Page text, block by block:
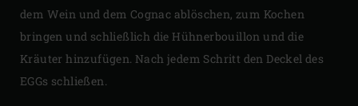
dem Wein und dem Cognac ablöschen, zum Kochen
bringen und schließlich die Hühnerbouillon und die
Kräuter hinzufügen. Nach jedem Schritt den Deckel des
EGGs schließen.